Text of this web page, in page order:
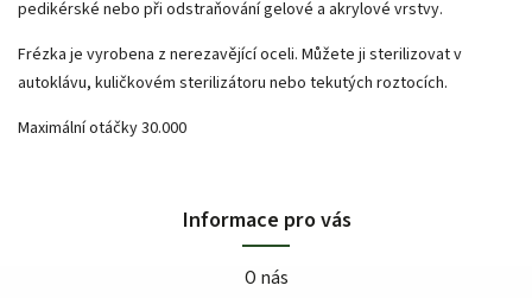
pedikérské nebo při odstraňování gelové a akrylové vrstvy.
Frézka je vyrobena z nerezavějící oceli. Můžete ji sterilizovat v
autoklávu, kuličkovém sterilizátoru nebo tekutých roztocích.
Maximální otáčky 30.000
Informace pro vás
O nás